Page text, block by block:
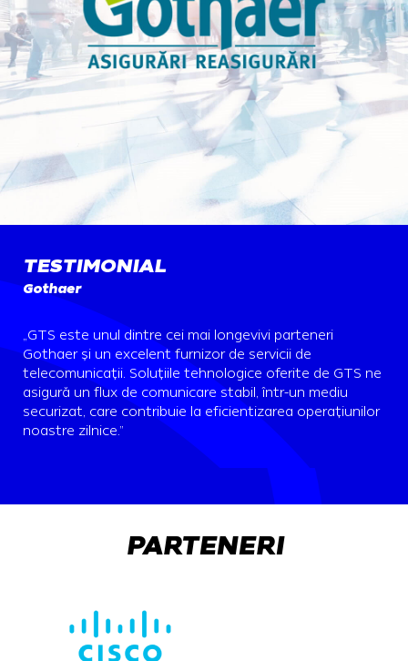
TESTIMONIAL
Gothaer
„GTS este unul dintre cei mai longevivi parteneri
Gothaer și un excelent furnizor de servicii de
telecomunicații. Soluțiile tehnologice oferite de GTS ne
asigură un flux de comunicare stabil, într-un mediu
securizat, care contribuie la eficientizarea operațiunilor
noastre zilnice.”
PARTENERI